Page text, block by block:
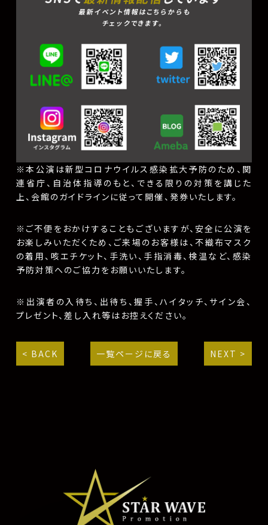
最新イベント情報はこちらからも
チェックできます。
※本公演は新型コロナウイルス感染拡大予防のため、関
連省庁、自治体指導のもと、できる限りの対策を講じた
上、会館のガイドラインに従って開催、発券いたします。
※ご不便をおかけすることもございますが、安全に公演を
お楽しみいただくため、ご来場のお客様は、不織布マスク
の着用、咳エチケット、手洗い、手指消毒、検温など、感染
予防対策へのご協力をお願いいたします。
※出演者の入待ち、出待ち、握手、ハイタッチ、サイン会、
プレゼント、差し入れ等はお控えください。
< BACK 一覧ページに戻る NEXT >